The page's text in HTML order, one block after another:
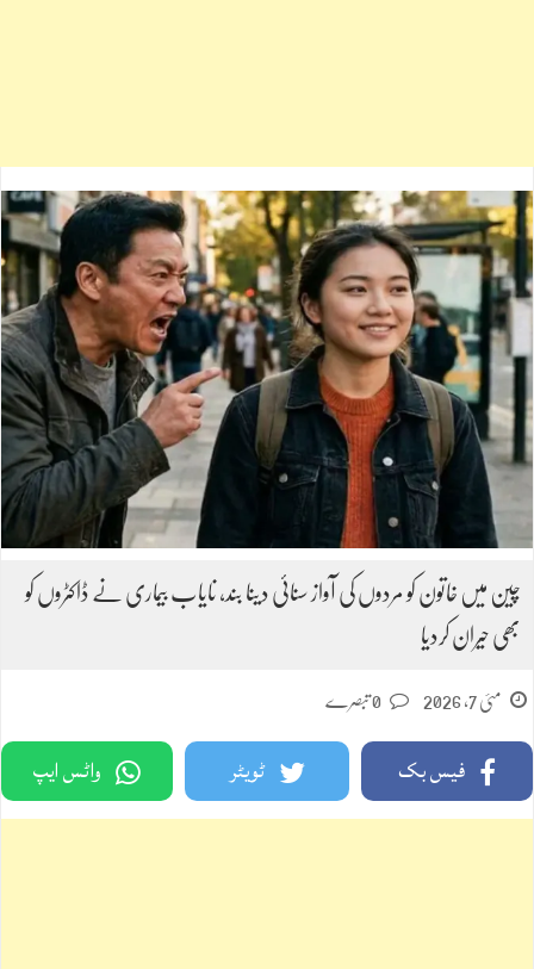
چین میں خاتون کو مردوں کی آواز سنائی دینا بند، نایاب بیماری نے ڈاکٹروں کو
بھی حیران کردیا
مئی 7, 2026
فیس بک ٹویٹر واٹس ایپ